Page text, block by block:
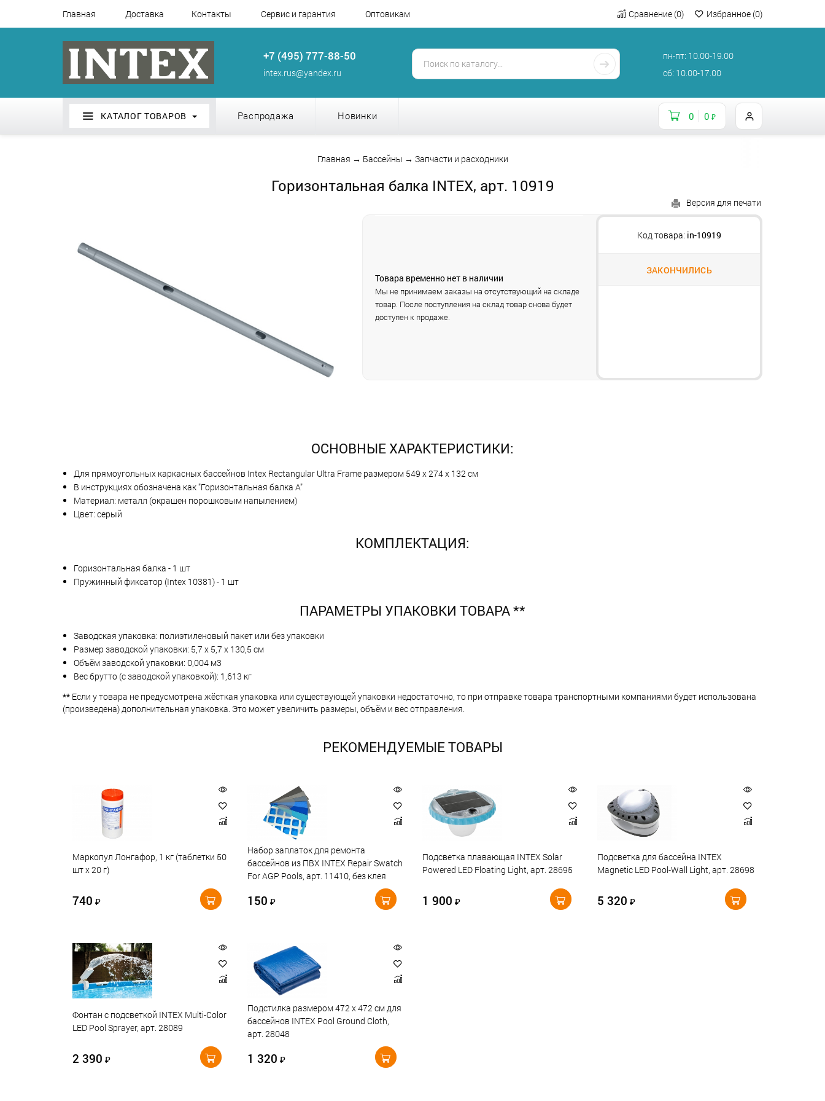
Главная Доставка Контакты Сервис и гарантия Оптовикам Сравнение (0) Избранное (0)
+7 (495) 777-88-50
intex.rus@yandex.ru
пн-пт: 10.00-19.00
сб: 10.00-17.00
КАТАЛОГ ТОВАРОВ Распродажа Новинки 0 0 ₽
Главная → Бассейны → Запчасти и расходники
Горизонтальная балка INTEX, арт. 10919
Версия для печати
Код товара: in-10919
ЗАКОНЧИЛИСЬ
Товара временно нет в наличии
Мы не принимаем заказы на отсутствующий на складе
товар. После поступления на склад товар снова будет
доступен к продаже.
ОСНОВНЫЕ ХАРАКТЕРИСТИКИ:
Для прямоугольных каркасных бассейнов Intex Rectangular Ultra Frame размером 549 х 274 х 132 см
В инструкциях обозначена как "Горизонтальная балка А"
Материал: металл (окрашен порошковым напылением)
Цвет: серый
КОМПЛЕКТАЦИЯ:
Горизонтальная балка - 1 шт
Пружинный фиксатор (Intex 10381) - 1 шт
ПАРАМЕТРЫ УПАКОВКИ ТОВАРА **
Заводская упаковка: полиэтиленовый пакет или без упаковки
Размер заводской упаковки: 5,7 х 5,7 х 130,5 см
Объём заводской упаковки: 0,004 м3
Вес брутто (с заводской упаковкой): 1,613 кг
** Если у товара не предусмотрена жёсткая упаковка или существующей упаковки недостаточно, то при отправке товара транспортными компаниями будет использована
(произведена) дополнительная упаковка. Это может увеличить размеры, объём и вес отправления.
РЕКОМЕНДУЕМЫЕ ТОВАРЫ
Маркопул Лонгафор, 1 кг (таблетки 50
шт х 20 г)
740 ₽
Набор заплаток для ремонта
бассейнов из ПВХ INTEX Repair Swatch
For AGP Pools, арт. 11410, без клея
150 ₽
Подсветка плавающая INTEX Solar
Powered LED Floating Light, арт. 28695
1 900 ₽
Подсветка для бассейна INTEX
Magnetic LED Pool-Wall Light, арт. 28698
5 320 ₽
Фонтан с подсветкой INTEX Multi-Color
LED Pool Sprayer, арт. 28089
2 390 ₽
Подстилка размером 472 х 472 см для
бассейнов INTEX Pool Ground Cloth,
арт. 28048
1 320 ₽